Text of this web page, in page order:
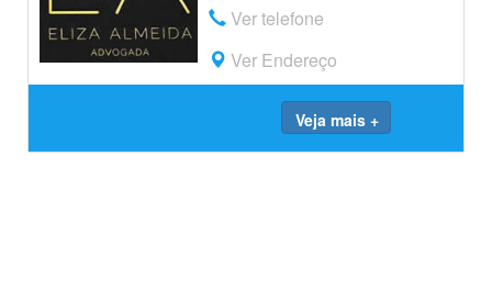
Ver telefone
Ver Endereço
Veja mais +